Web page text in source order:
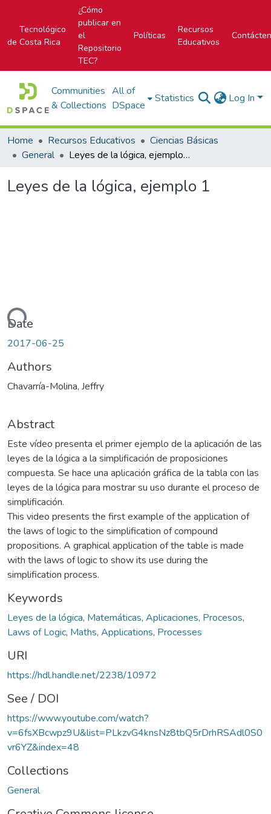
Tecnológico
de Costa Rica
¿Cómo
publicar en
el
Repositorio
TEC?
Políticas
Recursos
Educativos
Communities
& Collections
All of
DSpace
Statistics Log In
Home Recursos Educativos
Ciencias Básicas
General
Leyes de la lógica, ejemplo 1
Leyes de la lógica, ejemplo 1
Date
2017-06-25
Authors
Chavarría-Molina, Jeffry
Abstract
Este vídeo presenta el primer ejemplo de la aplicación de las
leyes de la lógica a la simplificación de proposiciones
compuesta. Se hace una aplicación gráfica de la tabla con las
leyes de la lógica para mostrar su uso durante el proceso de
simplificación.
This video presents the first example of the application of
the laws of logic to the simplification of compound
propositions. A graphical application of the table is made
with the laws of logic to show its use during the
simplification process.
Keywords
Leyes de la lógica, Matemáticas, Aplicaciones, Procesos,
Laws of Logic, Maths, Applications, Processes
URI
https://hdl.handle.net/2238/10972
See / DOI
https://www.youtube.com/watch?
v=6fsXBcwpz9U&list=PLkzvG4knsNz8tbQ5rDrhRSAdl0S0
vr6YZ&index=48
Collections
General